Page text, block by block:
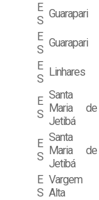
E
S
Guarapari
E
S
Guarapari
E
S
Linhares
E
S
Santa
Maria de
Jetibá
E
S
Santa
Maria de
Jetibá
E
S
Vargem
Alta